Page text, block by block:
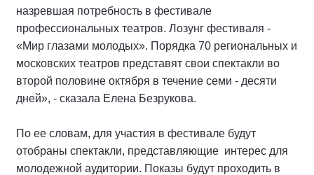
назревшая потребность в фестивале
профессиональных театров. Лозунг фестиваля -
«Мир глазами молодых». Порядка 70 региональных и
московских театров представят свои спектакли во
второй половине октября в течение семи - десяти
дней», - сказала Елена Безрукова.
По ее словам, для участия в фестивале будут
отобраны спектакли, представляющие интерес для
молодежной аудитории. Показы будут проходить в